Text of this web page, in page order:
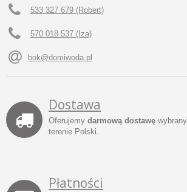
533 327 679 (Robert)
570 018 537 (Iza)
bok@domiwoda.pl
Dostawa
Oferujemy darmową dostawę
terenie Polski.
Płatności